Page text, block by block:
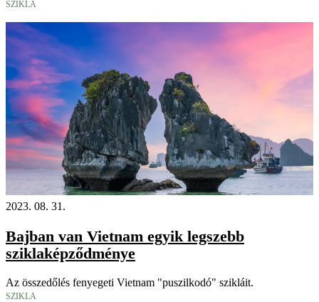
SZIKLA
2023. 08. 31.
Bajban van Vietnam egyik legszebb
sziklaképződménye
Az összedőlés fenyegeti Vietnam "puszilkodó" szikláit.
SZIKLA